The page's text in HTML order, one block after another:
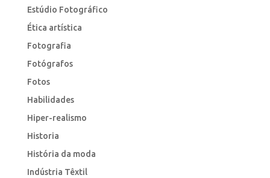
Estúdio Fotográfico
Ética artística
Fotografia
Fotógrafos
Fotos
Habilidades
Hiper-realismo
Historia
História da moda
Indústria Têxtil